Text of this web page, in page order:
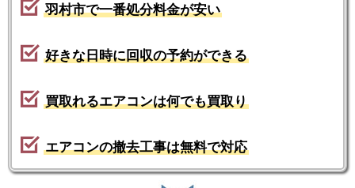
羽村市で一番処分料金が安い
好きな日時に回収の予約ができる
買取れるエアコンは何でも買取り
エアコンの撤去工事は無料で対応